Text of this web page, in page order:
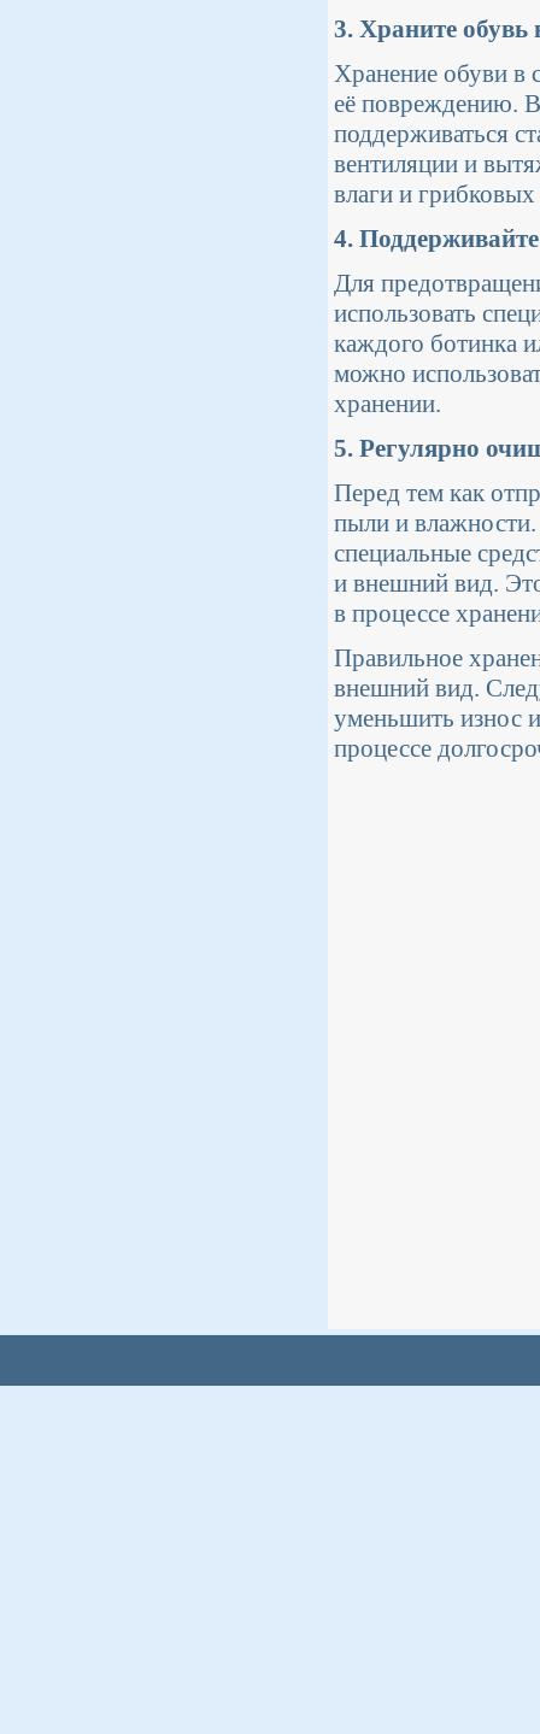
3. Храните обувь
Хранение обуви в
её повреждению.
поддерживаться
вентиляции и
влаги и грибковых
4.
Для
использовать
каждого ботинка
можно
хранении.
5. Регулярно
Перед тем как
пыли и влажности.
специальные
и внешний вид.
в процессе
Правильное
внешний вид.
уменьшить износ
процессе